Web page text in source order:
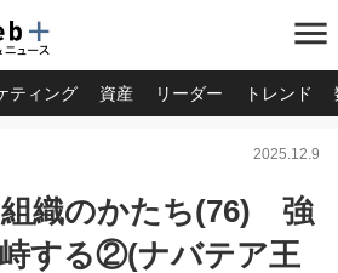
menu
ティング 資産 リーダー トレンド
2025.12.9
組織のかたち(76) 強
する②(ナバテア王